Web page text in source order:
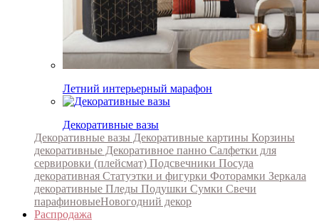
Летний интерьерный марафон
Декоративные вазы
Декоративные вазы Декоративные картины Корзины
декоративные Декоративное панно Салфетки для
сервировки (плейсмат) Подсвечники Посуда
декоративная Статуэтки и фигурки Фоторамки Зеркала
декоративные Пледы Подушки Сумки Свечи
парафиновыеНовогодний декор
Распродажа